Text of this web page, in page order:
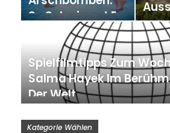
So Schwimmt Es
Sich Im…
Und
Spielfilmtipps Zum
Salma Hayek Im
Der Welt
Kategorie Wählen